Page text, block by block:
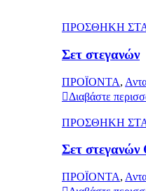
ΠΡΟΣΘΗΚΗ
Σετ στεγανών
ΠΡΟΪΟΝΤΑ,
Διαβάστε
ΠΡΟΣΘΗΚΗ
Σετ
ΠΡΟΪΟΝΤΑ,